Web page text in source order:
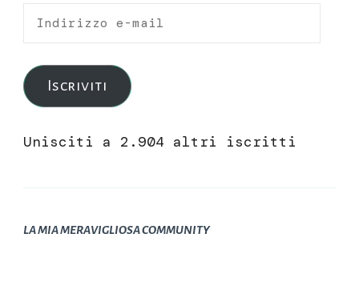
Indirizzo
mail
Iscriviti
Unisciti a 2.904 altri iscritti
LA MIA MERAVIGLIOSA COMMUNITY